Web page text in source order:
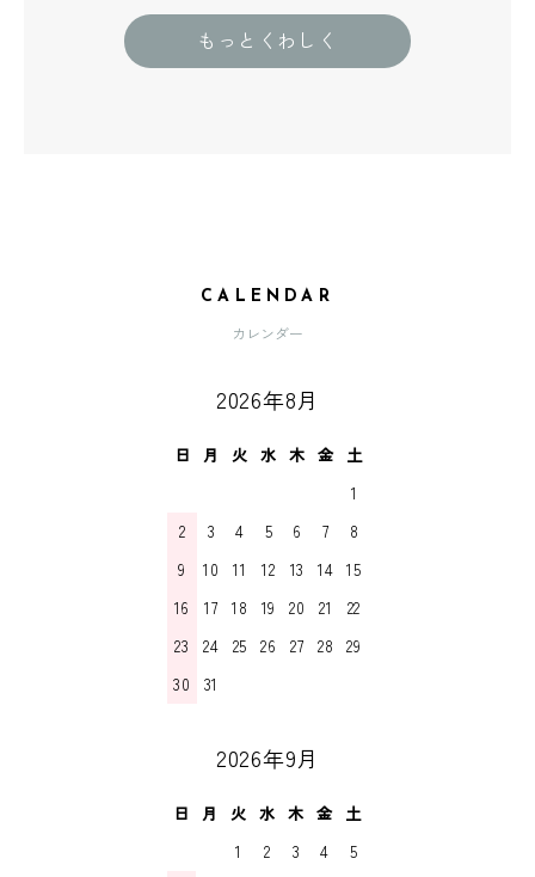
もっとくわしく
CALENDAR
カレンダー
2026年8月
日 月 火 水 木 金 土
1
2
3 4 5 6 7
8
9
10 11 12 13 14 15
16
17 18 19 20 21
22
23
24 25 26 27 28
29
30
31
2026年9月
日 月 火 水 木 金 土
1
2 3 4
5